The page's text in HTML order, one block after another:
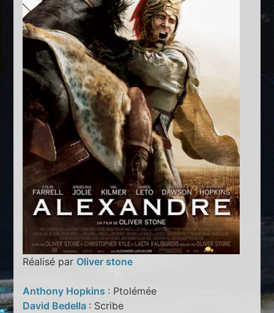
Réalisé par Oliver stone
Anthony Hopkins : Ptolémée
David Bedella : Scribe